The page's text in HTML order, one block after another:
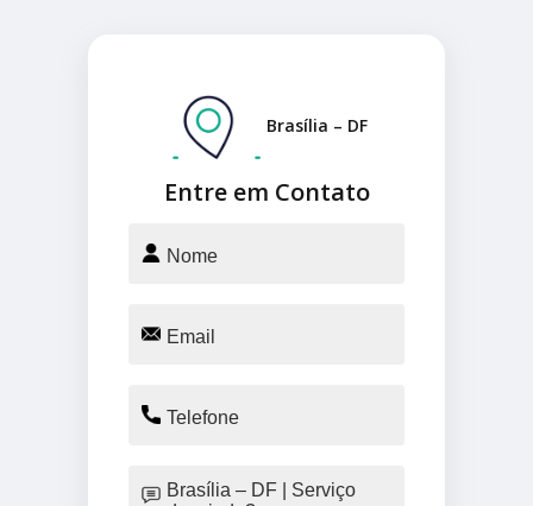
Entre em Contato
Brasília – DF